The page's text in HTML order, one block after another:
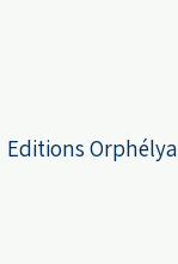
Editions Orphélya